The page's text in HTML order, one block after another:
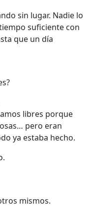
sin lugar. Nadie lo
suficiente con
que un día
libres porque
pero eran
ya estaba hecho.
mismos.